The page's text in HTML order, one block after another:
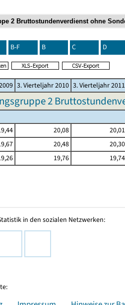
B-F B C D
3. Vierteljahr 2010 3. Vierteljahr 2011
2
20,08 20,01
20,48 20,30
19,76 19,74
in den sozialen Netzwerken: